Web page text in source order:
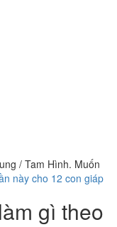
/ Tam Hình. Muốn
này cho 12 con giáp
gì theo